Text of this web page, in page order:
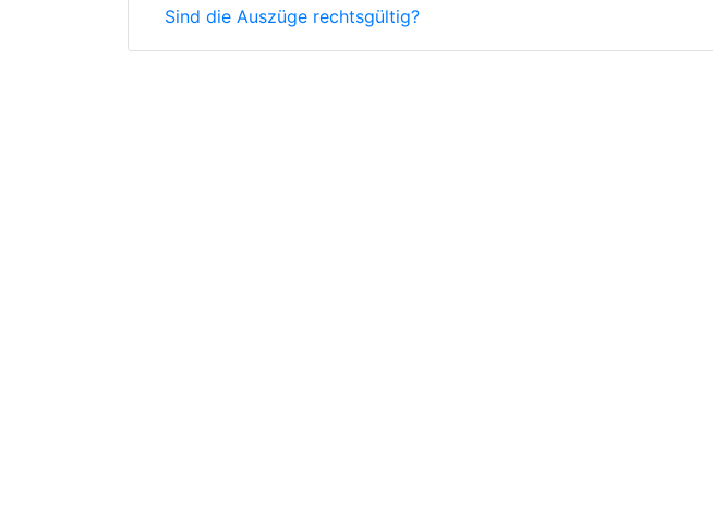
Sind die Auszüge rechtsgültig?